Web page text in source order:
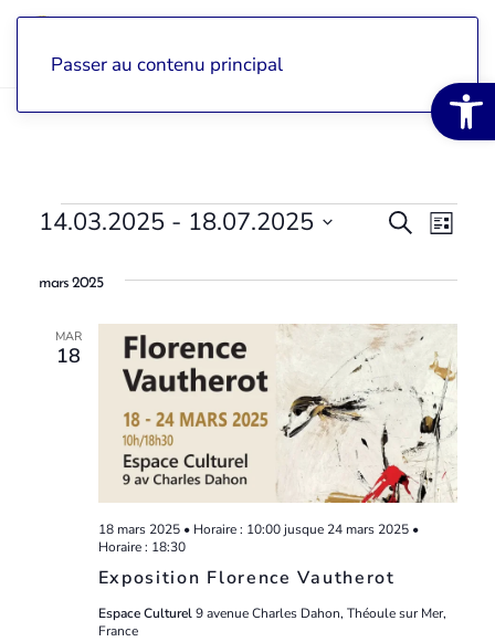
Passer au contenu principal
Events
View
Events
SearchList
14.03.2025 - 18.07.2025
a
mars 2025
MAR
18
Exposition Florence Vautherot
18 mars 2025 • Horaire : 10:00jusque 24 mars 2025 •
Horaire : 18:30
Espace Culturel 9 avenue Charles Dahon, Théoule sur Mer,
France